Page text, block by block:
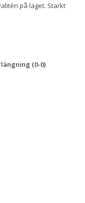
på laget. Starkt
(0-0)